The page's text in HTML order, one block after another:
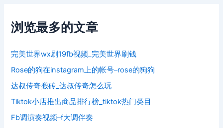
浏览最多的文章
完美世界wx刷19fb视频_完美世界刷钱
Rose的狗在instagram上的帐号–rose的狗狗
达叔传奇搬砖_达叔传奇怎么玩
Tiktok小店推出商品排行榜_tiktok热门类目
Fb调演奏视频–f大调伴奏